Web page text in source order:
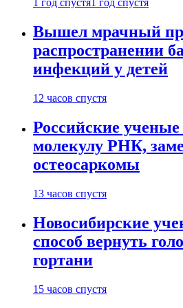
1 год спустя 1 год спустя
Вышел мрачный
распространении
инфекций у детей
12 часов спустя
Российские
молекулу РНК,
остеосаркомы
13 часов спустя
Новосибирские
способ вернуть
гортани
15 часов спустя